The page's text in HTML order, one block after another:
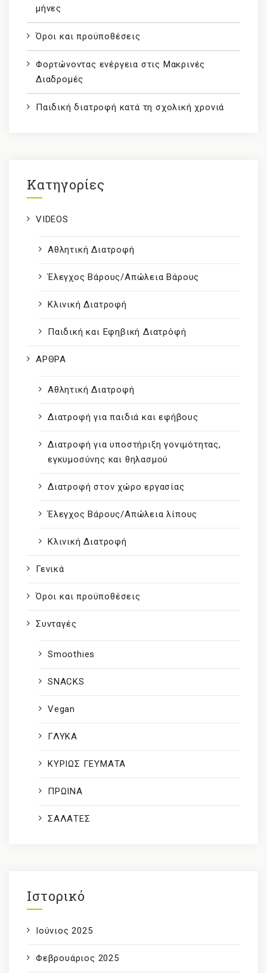
μήνες
Όροι και προϋποθέσεις
Φορτώνοντας ενέργεια στις Μακρινές
Διαδρομές
Παιδική διατροφή κατά τη σχολική χρονιά
Kατηγορίες
VIDEOS
Αθλητική Διατροφή
Έλεγχος Βάρους/Απώλεια Βάρους
Κλινική Διατροφή
Παιδική και Εφηβική Διατρόφή
ΑΡΘΡΑ
Αθλητική Διατροφή
Διατροφή για παιδιά και εφήβους
Διατροφή για υποστήριξη γονιμότητας,
εγκυμοσύνης και θηλασμού
Διατροφή στον χώρο εργασίας
Έλεγχος Βάρους/Απώλεια λίπους
Κλινική Διατροφή
Γενικά
Όροι και προϋποθέσεις
Συνταγές
Smoothies
SNACKS
Vegan
ΓΛΥΚΑ
ΚΥΡΙΩΣ ΓΕΥΜΑΤΑ
ΠΡΩΙΝΑ
ΣΑΛΑΤΕΣ
Ιστορικό
Ιούνιος 2025
Φεβρουάριος 2025